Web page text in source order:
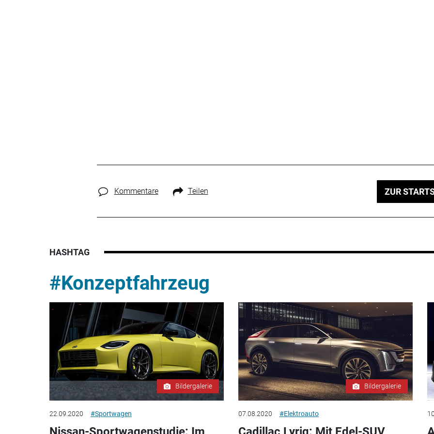
Kommentare Teilen ZUR
HASHTAG
#Konzeptfahrzeug
Bildergalerie
22.09.2020 #Sportwagen
Bildergalerie
07.08.2020 #Elektroauto